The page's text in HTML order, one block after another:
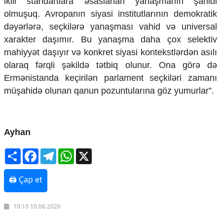
olmuşuq. Avropanın siyasi institutlarının demokratik
dəyərlərə, seçkilərə yanaşması vahid və universal
xarakter daşımır. Bu yanaşma daha çox selektiv
mahiyyət daşıyır və konkret siyasi kontekstlərdən asılı
olaraq fərqli şəkildə tətbiq olunur. Ona görə də
Ermənistanda keçirilən parlament seçkiləri zamanı
müşahidə olunan qanun pozuntularına göz yumurlar”.
Ayhan
ShareFacebookTelegramWhatsApp
🖨 Çap et
10:10 10.06.2026